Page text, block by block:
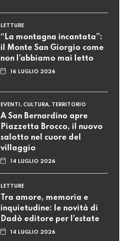
LETTURE
“La montagna incantata”:
il Monte San Giorgio come
non l’abbiamo mai letto
16 LUGLIO 2026
EVENTI, CULTURA, TERRITORIO
A San Bernardino apre
Piazzetta Brocco, il nuovo
salotto nel cuore del
villaggio
14 LUGLIO 2026
LETTURE
Tra amore, memoria e
inquietudine: le novità di
Dadò editore per l’estate
14 LUGLIO 2026